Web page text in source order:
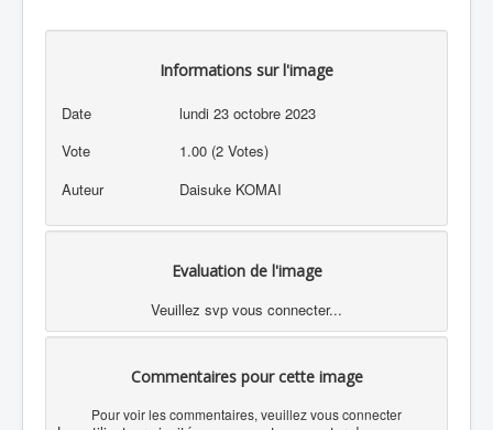
Informations sur l'image
Date
lundi 23 octobre 2023
Vote
1.00 (2 Votes)
Auteur
Daisuke KOMAI
Evaluation de l'image
Veuillez svp vous connecter...
Commentaires pour cette image
Pour voir les commentaires, veuillez vous connecter